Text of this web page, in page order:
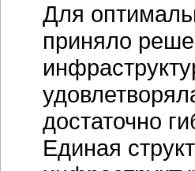
Для
приняло
достаточно
Единая